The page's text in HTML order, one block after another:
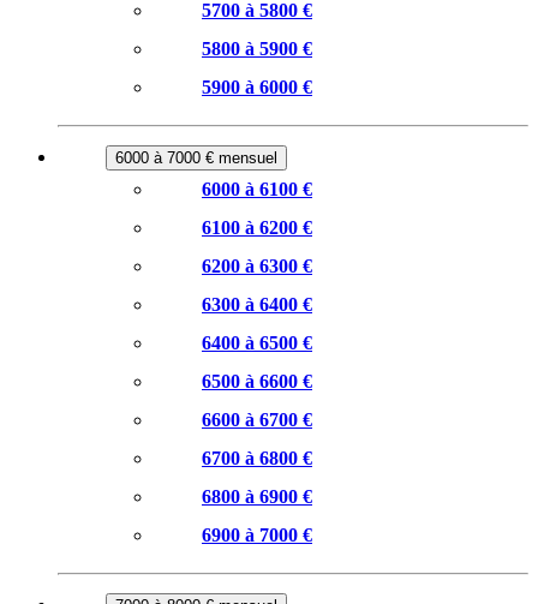
5700 à 5800 €
5800 à 5900 €
5900 à 6000 €
6000 à 7000 € mensuel
6000 à 6100 €
6100 à 6200 €
6200 à 6300 €
6300 à 6400 €
6400 à 6500 €
6500 à 6600 €
6600 à 6700 €
6700 à 6800 €
6800 à 6900 €
6900 à 7000 €